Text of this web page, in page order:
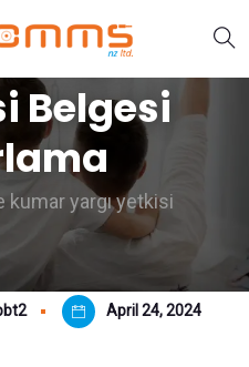
Belgesi
kumar yargı yetkisi
April 24, 2024